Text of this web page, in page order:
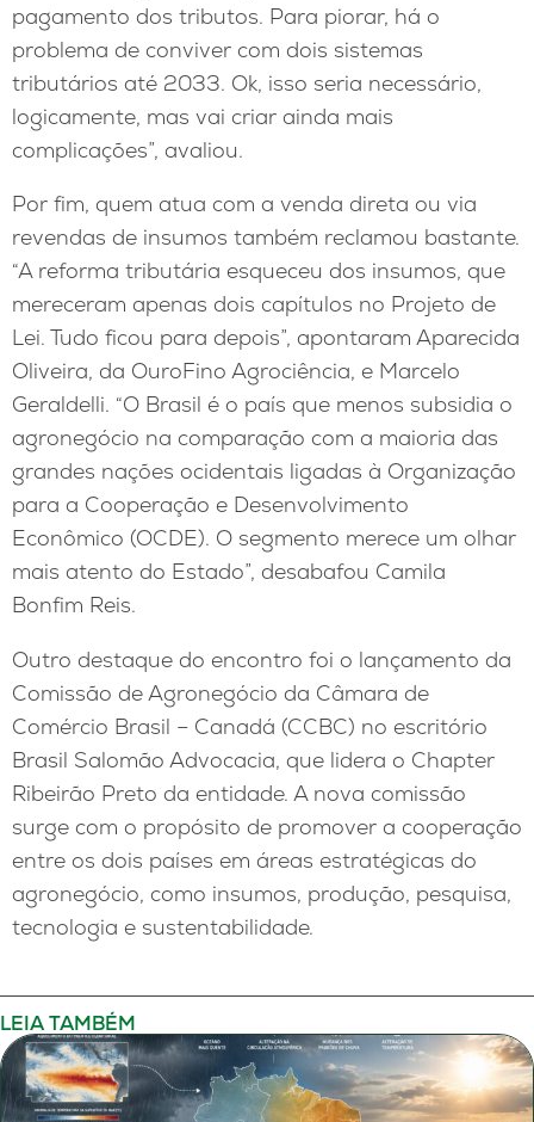
pagamento dos tributos. Para piorar, há o
problema de conviver com dois sistemas
tributários até 2033. Ok, isso seria necessário,
logicamente, mas vai criar ainda mais
complicações”, avaliou.
Por fim, quem atua com a venda direta ou via
revendas de insumos também reclamou bastante.
“A reforma tributária esqueceu dos insumos, que
mereceram apenas dois capítulos no Projeto de
Lei. Tudo ficou para depois”, apontaram Aparecida
Oliveira, da OuroFino Agrociência, e Marcelo
Geraldelli. “O Brasil é o país que menos subsidia o
agronegócio na comparação com a maioria das
grandes nações ocidentais ligadas à Organização
para a Cooperação e Desenvolvimento
Econômico (OCDE). O segmento merece um olhar
mais atento do Estado”, desabafou Camila
Bonfim Reis.
Outro destaque do encontro foi o lançamento da
Comissão de Agronegócio da Câmara de
Comércio Brasil – Canadá (CCBC) no escritório
Brasil Salomão Advocacia, que lidera o Chapter
Ribeirão Preto da entidade. A nova comissão
surge com o propósito de promover a cooperação
entre os dois países em áreas estratégicas do
agronegócio, como insumos, produção, pesquisa,
tecnologia e sustentabilidade.
LEIA TAMBÉM